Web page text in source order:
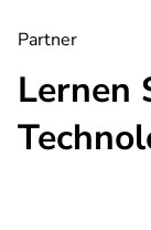
Partner
Lernen